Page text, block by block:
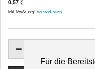
Für die
0,57 €
inkl. MwSt. zzgl. Versandkosten